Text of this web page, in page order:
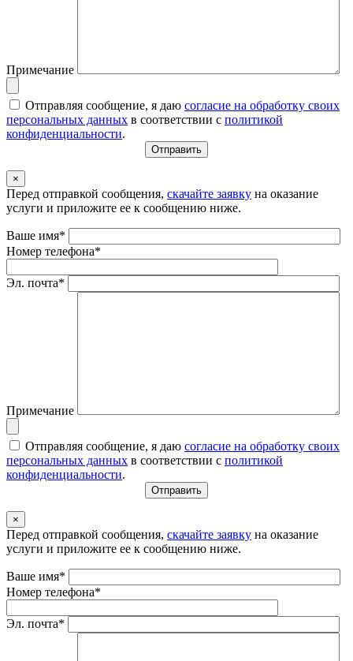
Примечание
Отправляя сообщение, я даю согласие на обработку своих
персональных данных в соответствии с политикой
конфиденциальности.
×
Перед отправкой сообщения, скачайте заявку на оказание
услуги и приложите ее к сообщению ниже.
Ваше имя*
Номер телефона*
Эл. почта*
Примечание
Отправляя сообщение, я даю согласие на обработку своих
персональных данных в соответствии с политикой
конфиденциальности.
×
Перед отправкой сообщения, скачайте заявку на оказание
услуги и приложите ее к сообщению ниже.
Ваше имя*
Номер телефона*
Эл. почта*